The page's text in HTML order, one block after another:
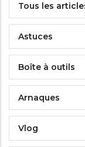
Tous les
Astuces
Boîte à outils
Arnaques
Vlog